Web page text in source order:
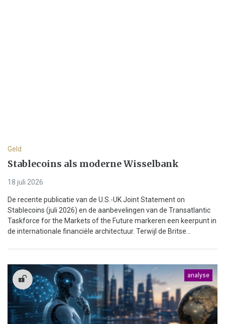
Geld
Stablecoins als moderne Wisselbank
18 juli 2026
De recente publicatie van de U.S.-UK Joint Statement on
Stablecoins (juli 2026) en de aanbevelingen van de Transatlantic
Taskforce for the Markets of the Future markeren een keerpunt in
de internationale financiële architectuur. Terwijl de Britse...
analyse